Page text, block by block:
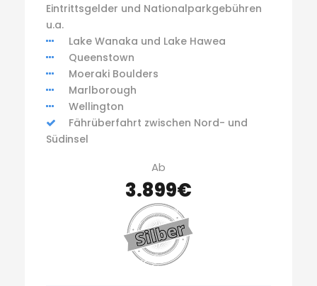
Eintrittsgelder und Nationalparkgebühren
u.a.
Lake Wanaka und Lake Hawea
Queenstown
Moeraki Boulders
Marlborough
Wellington
Fährüberfahrt zwischen Nord- und
Südinsel
Ab
3.899€